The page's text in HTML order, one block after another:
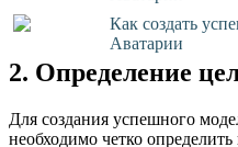
Как создать
Аватарии
2. Определение
Для создания успешного
необходимо четко